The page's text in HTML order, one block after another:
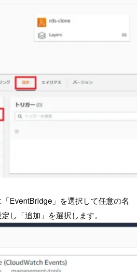
EventBridge」を選択して任意の名
し「追加」を選択します。